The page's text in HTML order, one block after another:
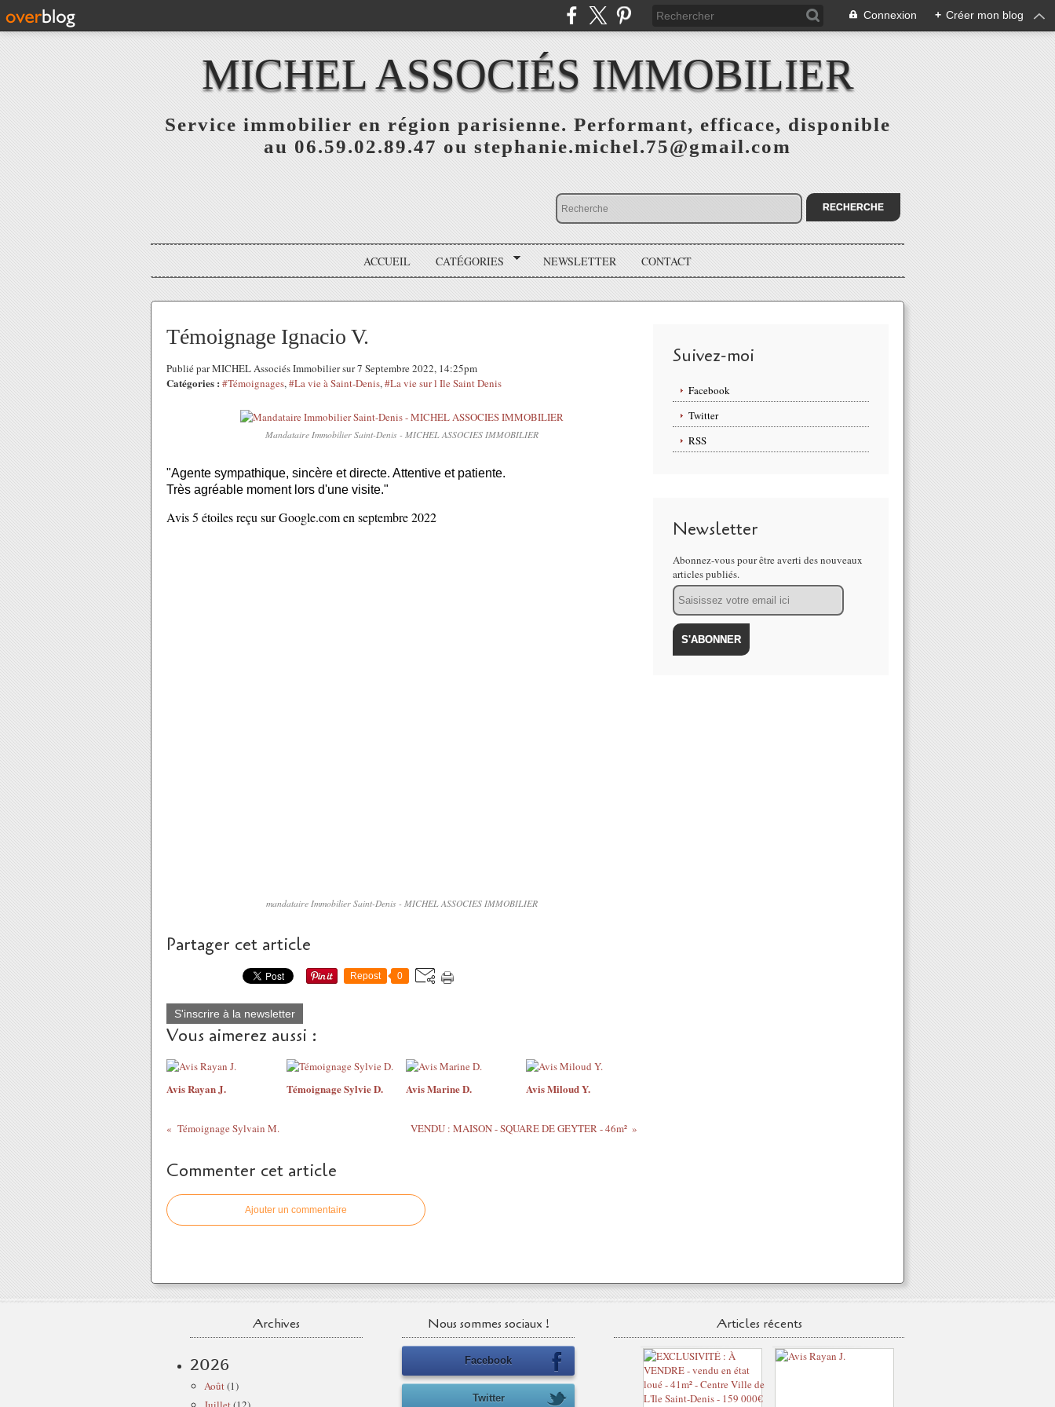
Connexion + Créer mon blog
MICHEL ASSOCIÉS IMMOBILIER
Service immobilier en région parisienne. Performant, efficace, disponible
au 06.59.02.89.47 ou stephanie.michel.75@gmail.com
ACCUEIL CATÉGORIES NEWSLETTER CONTACT
Témoignage Ignacio V.
Publié par MICHEL Associés Immobilier sur 7 Septembre 2022, 14:25pm
Catégories : #Témoignages,#La vie à Saint-Denis,#La vie sur l Ile Saint Denis
Mandataire Immobilier Saint-Denis - MICHEL ASSOCIES IMMOBILIER
"Agente sympathique, sincère et directe. Attentive et patiente.
Très agréable moment lors d'une visite."
Avis 5 étoiles reçu sur Google.com en septembre 2022
mandataire Immobilier Saint-Denis - MICHEL ASSOCIES IMMOBILIER
Partager cet article
Repost 0
S'inscrire à la newsletter
Vous aimerez aussi :
Avis Rayan J. Témoignage Sylvie D. Avis Marine D. Avis Miloud Y.
Témoignage Sylvain M. VENDU : MAISON - SQUARE DE GEYTER - 46m²
Commenter cet article
Ajouter un commentaire
Suivez-moi
Facebook
Twitter
RSS
Newsletter
Abonnez-vous pour être averti des nouveaux
articles publiés.
Email
Archives
2026
Août(1)
Nous sommes sociaux !
Facebook
Twitter
Articles récents